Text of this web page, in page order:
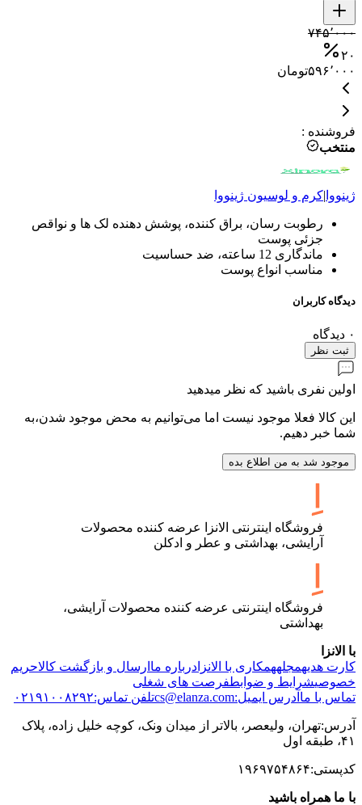
۷۴۵٬۰۰۰
۲۰
۵۹۶٬۰۰۰تومان
فروشنده :
منتخب
ژینووا |کرم و لوسیون ژینووا
رطوبت رسان، براق کننده، پوشش دهنده لک ها و نواقص
جزئی پوست
ماندگاری 12 ساعته، ضد حساسیت
مناسب انواع پوست
دیدگاه کاربران
۰ دیدگاه
ثبت نظر
اولین نفری باشید که نظر میدهید
این کالا فعلا موجود نیست اما می‌توانیم به محض موجود شدن،به
شما خبر دهیم.
موجود شد به من اطلاع بده
فروشگاه اینترنتی الانزا عرضه کننده محصولات
آرایشی، بهداشتی و عطر و ادکلن
فروشگاه اینترنتی عرضه کننده محصولات آرایشی،
بهداشتی
با الانزا
کارت هدیهمجلههمکاری با الانزا درباره ما ارسال و بازگشت کالاحریم
خصوصیشرایط و ضوابطفرصت های شغلی
تماس با ما آدرس ایمیل:cs@elanza.com تلفن تماس:۰۲۱۹۱۰۰۸۲۹۲
آدرس:تهران، ولیعصر، بالاتر از میدان ونک، کوچه خلیل زاده، پلاک
۴۱، طبقه اول
کدپستی:۱۹۶۹۷۵۴۸۶۴
با ما همراه باشید